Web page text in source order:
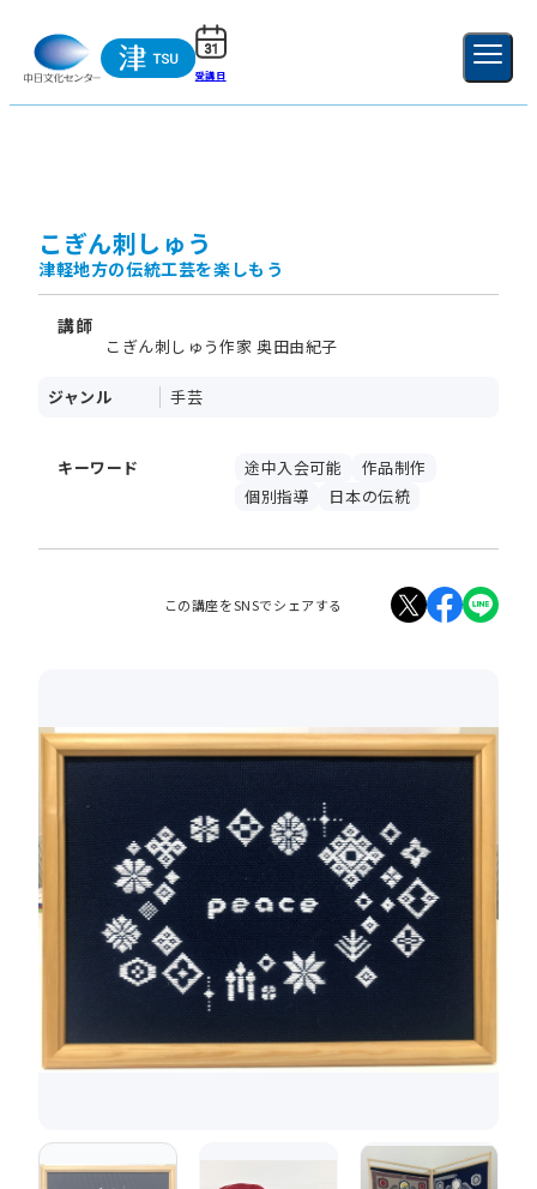
受講日 新規登録
こぎん刺しゅう
津軽地方の伝統工芸を楽しもう
講師
こぎん刺しゅう作家 奥田由紀子
ジャンル 手芸
キーワード 途中入会可能
作品制作
個別指導
日本の伝統
この講座をSNSでシェアする